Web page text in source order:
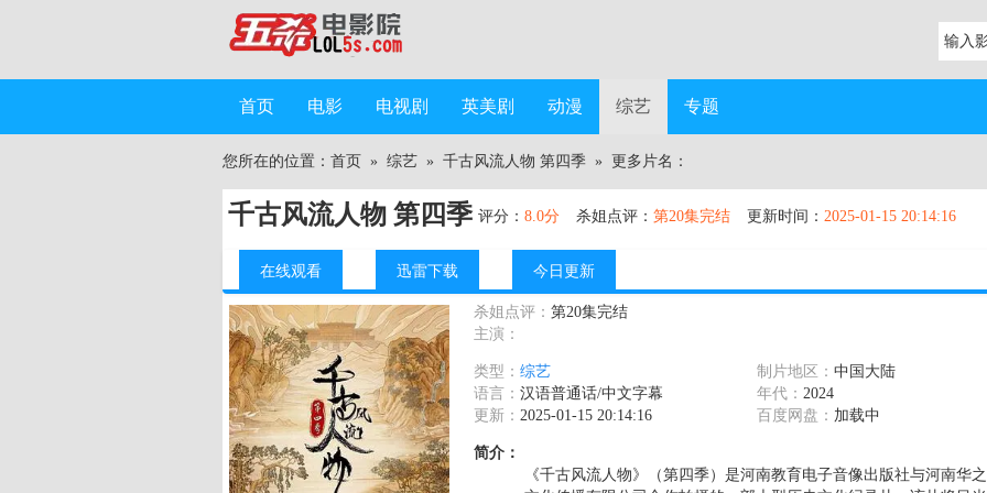
首页 电影 电视剧 英美剧 动漫 综艺 专题
您所在的位置： 首页 » 综艺 » 千古风流人物 第四季 » 更多片名：
千古风流人物 第四季 评分： 8.0分 杀姐点评： 第20集完结 更新时间： 2025-01-15 20:14:16
在线观看 迅雷下载 今日更新
杀姐点评： 第20集完结
主演：
类型： 综艺
语言： 汉语普通话/中文字幕
更新： 2025-01-15 20:14:16
制片地区： 中国大陆
年代： 2024
百度网盘： 加载中
简介：
《千古风流人物》（第四季）是河南教育电子音像出版社与河南华